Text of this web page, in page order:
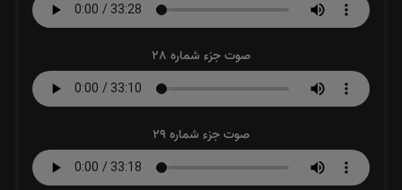
صوت جزء شماره 28
صوت جزء شماره 29